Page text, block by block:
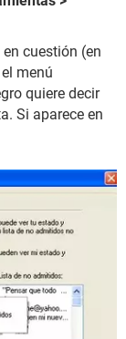
cuestión (en
menú
quiere decir
Si aparece en